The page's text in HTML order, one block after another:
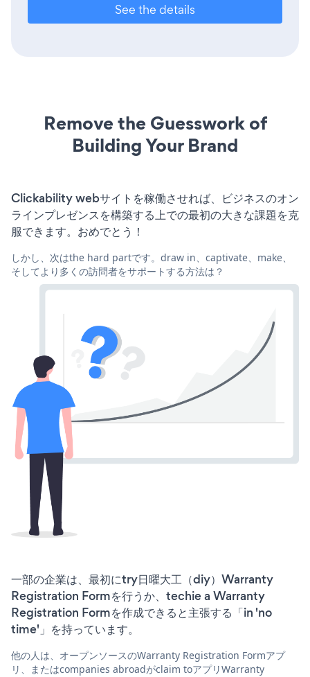
See the details
Remove the Guesswork of
Building Your Brand
Clickability webサイトを稼働させれば、ビジネスのオン
ラインプレゼンスを構築する上での最初の大きな課題を克
服できます。おめでとう！
しかし、次はthe hard partです。draw in、captivate、make、
そしてより多くの訪問者をサポートする方法は？
一部の企業は、最初にtry日曜大工（diy）Warranty
Registration Formを行うか、techie a Warranty
Registration Formを作成できると主張する「in 'no
time'」を持っています。
他の人は、オープンソースのWarranty Registration Formアプ
リ、またはcompanies abroadがclaim toアプリWarranty